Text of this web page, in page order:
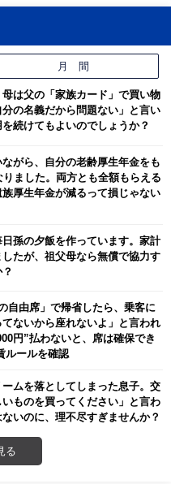
月 間
は父の「家族カード」で買い物
の名義だから問題ない」と言い
続けてもよいのでしょうか？
がら、自分の老齢厚生年金をも
りました。両方とも全額もらえる
厚生年金が減るって損じゃない
孫の夕飯を作っています。家計
たが、祖父母なら無償で協力す
自由席」で帰省したら、乗客に
てないから座れないよ」と言われ
円”払わないと、席は確保でき
ルールを確認
ムを落としてしまった息子。交
ものを買ってください」と言わ
いのに、理不尽すぎませんか？
る